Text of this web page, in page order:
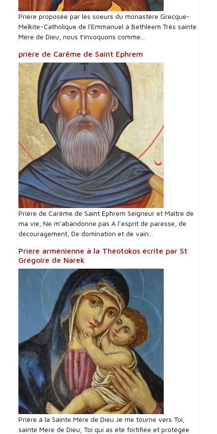
Prière proposée par les soeurs du monastère Grecque-
Melkite-Catholique de l'Emmanuel à Bethléem Très sainte
Mère de Dieu, nous t'invoquons comme...
prière de Carême de Saint Ephrem
Prière de Carême de Saint Ephrem Seigneur et Maître de
ma vie, Ne m’abandonne pas A l’esprit de paresse, de
découragement, De domination et de vain...
Prière arménienne à la Théotokos écrite par St
Grégoire de Narek
Prière à la Sainte Mère de Dieu Je me tourne vers Toi,
sainte Mère de Dieu, Toi qui as été fortifiée et protégée